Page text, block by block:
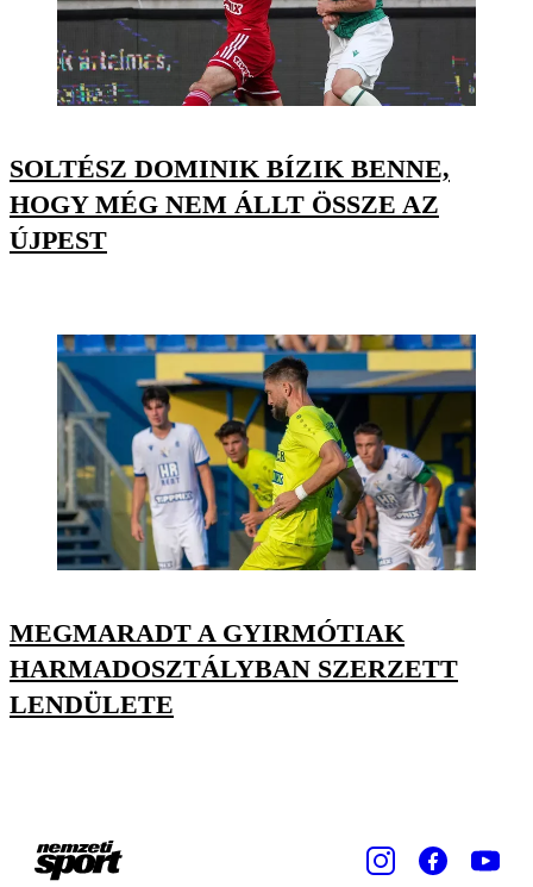
SOLTÉSZ DOMINIK BÍZIK BENNE,
HOGY MÉG NEM ÁLLT ÖSSZE AZ
ÚJPEST
MEGMARADT A GYIRMÓTIAK
HARMADOSZTÁLYBAN SZERZETT
LENDÜLETE